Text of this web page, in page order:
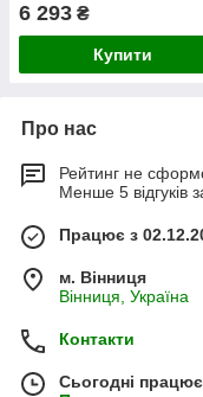
6 293 ₴
Купити
Про нас
Рейтинг не
Менше 5 відгуків
Працює з
м. Вінниця
Вінниця, Україна
Контакти
Сьогодні